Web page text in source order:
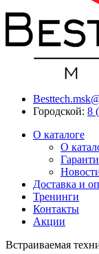
Городской: 8
О каталоге
О
Доставка и
Тренинги
Контакты
Акции
Встраиваемая